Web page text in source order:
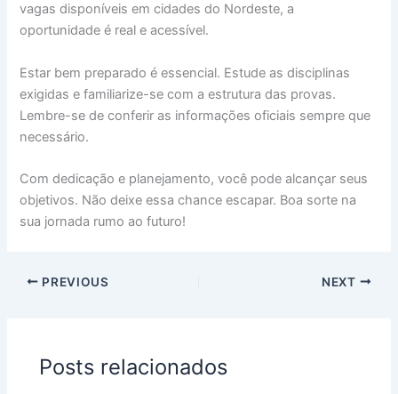
vagas disponíveis em cidades do Nordeste, a
oportunidade é real e acessível.
Estar bem preparado é essencial. Estude as disciplinas
exigidas e familiarize-se com a estrutura das provas.
Lembre-se de conferir as informações oficiais sempre que
necessário.
Com dedicação e planejamento, você pode alcançar seus
objetivos. Não deixe essa chance escapar. Boa sorte na
sua jornada rumo ao futuro!
PREVIOUS NEXT
Posts relacionados